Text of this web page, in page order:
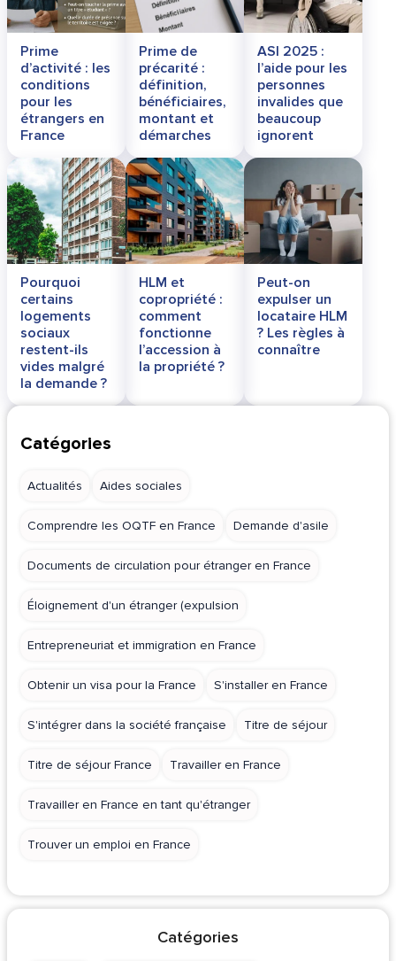
Prime
d’activité : les
conditions
pour les
étrangers en
France
Prime de
précarité :
définition,
bénéficiaires,
montant et
démarches
ASI 2025 :
l’aide pour les
personnes
invalides que
beaucoup
ignorent
Pourquoi
certains
logements
sociaux
restent-ils
vides malgré
la demande ?
HLM et
copropriété :
comment
fonctionne
l’accession à
la propriété ?
Peut-on
expulser un
locataire HLM
? Les règles à
connaître
Catégories
Actualités Aides sociales
Comprendre les OQTF en France Demande d'asile
Documents de circulation pour étranger en France
Éloignement d'un étranger (expulsion
Entrepreneuriat et immigration en France
Obtenir un visa pour la France S'installer en France
S'intégrer dans la société française Titre de séjour
Titre de séjour France Travailler en France
Travailler en France en tant qu'étranger
Trouver un emploi en France
Catégories